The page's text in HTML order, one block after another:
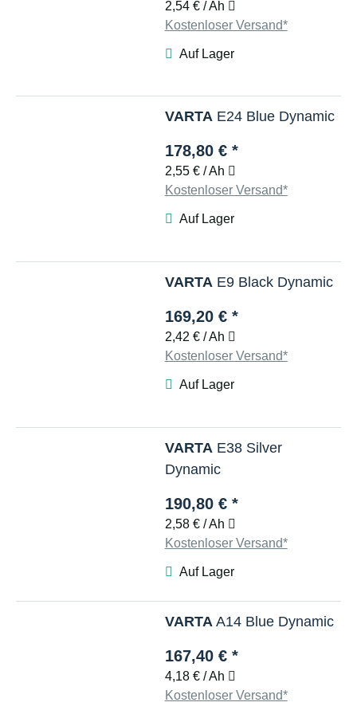
2,54 € / Ah
Kostenloser Versand*
Auf Lager
VARTAE24 Blue Dynamic
178,80 € *
2,55 € / Ah
Kostenloser Versand*
Auf Lager
VARTAE9 Black Dynamic
169,20 € *
2,42 € / Ah
Kostenloser Versand*
Auf Lager
VARTA E38 Silver
Dynamic
190,80 € *
2,58 € / Ah
Kostenloser Versand*
Auf Lager
VARTA A14 Blue Dynamic
167,40 € *
4,18 € / Ah
Kostenloser Versand*